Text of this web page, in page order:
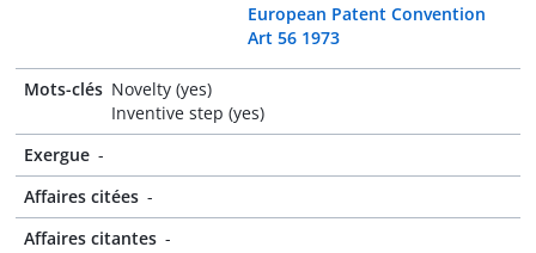
European Patent Convention
Art 56 1973
Mots-clés Novelty (yes)
Inventive step (yes)
Exergue -
Affaires citées -
Affaires citantes -